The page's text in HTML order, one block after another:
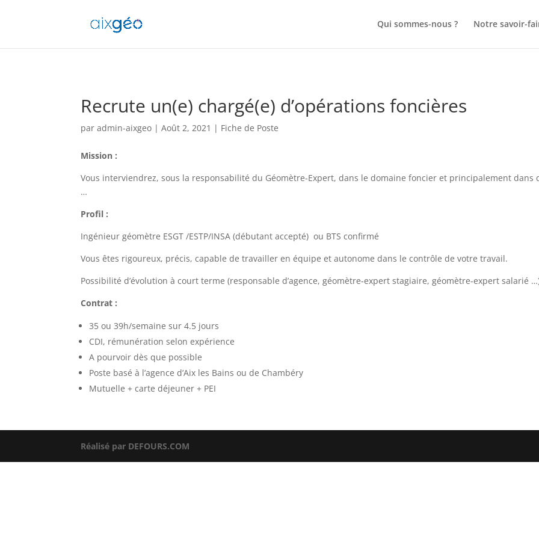
Qui sommes-nous ? Notre savoir-
Recrute un(e) chargé(e) d’opérations foncières
paradmin-aixgeo |Août 2, 2021 | Fiche de Poste
Mission :
Vous interviendrez, sous la responsabilité du Géomètre-Expert, dans le domaine foncier et principalement
…
Profil :
Ingénieur géomètre ESGT /ESTP/INSA (débutant accepté) ou BTS confirmé
Vous êtes rigoureux, précis, capable de travailler en équipe et autonome dans le contrôle de votre travail.
Possibilité d’évolution à court terme (responsable d’agence, géomètre-expert stagiaire, géomètre-expert salarié
Contrat :
35 ou 39h/semaine sur 4.5 jours
CDI, rémunération selon expérience
A pourvoir dès que possible
Poste basé à l’agence d’Aix les Bains ou de Chambéry
Mutuelle + carte déjeuner + PEI
Réalisé par DEFOURS.COM